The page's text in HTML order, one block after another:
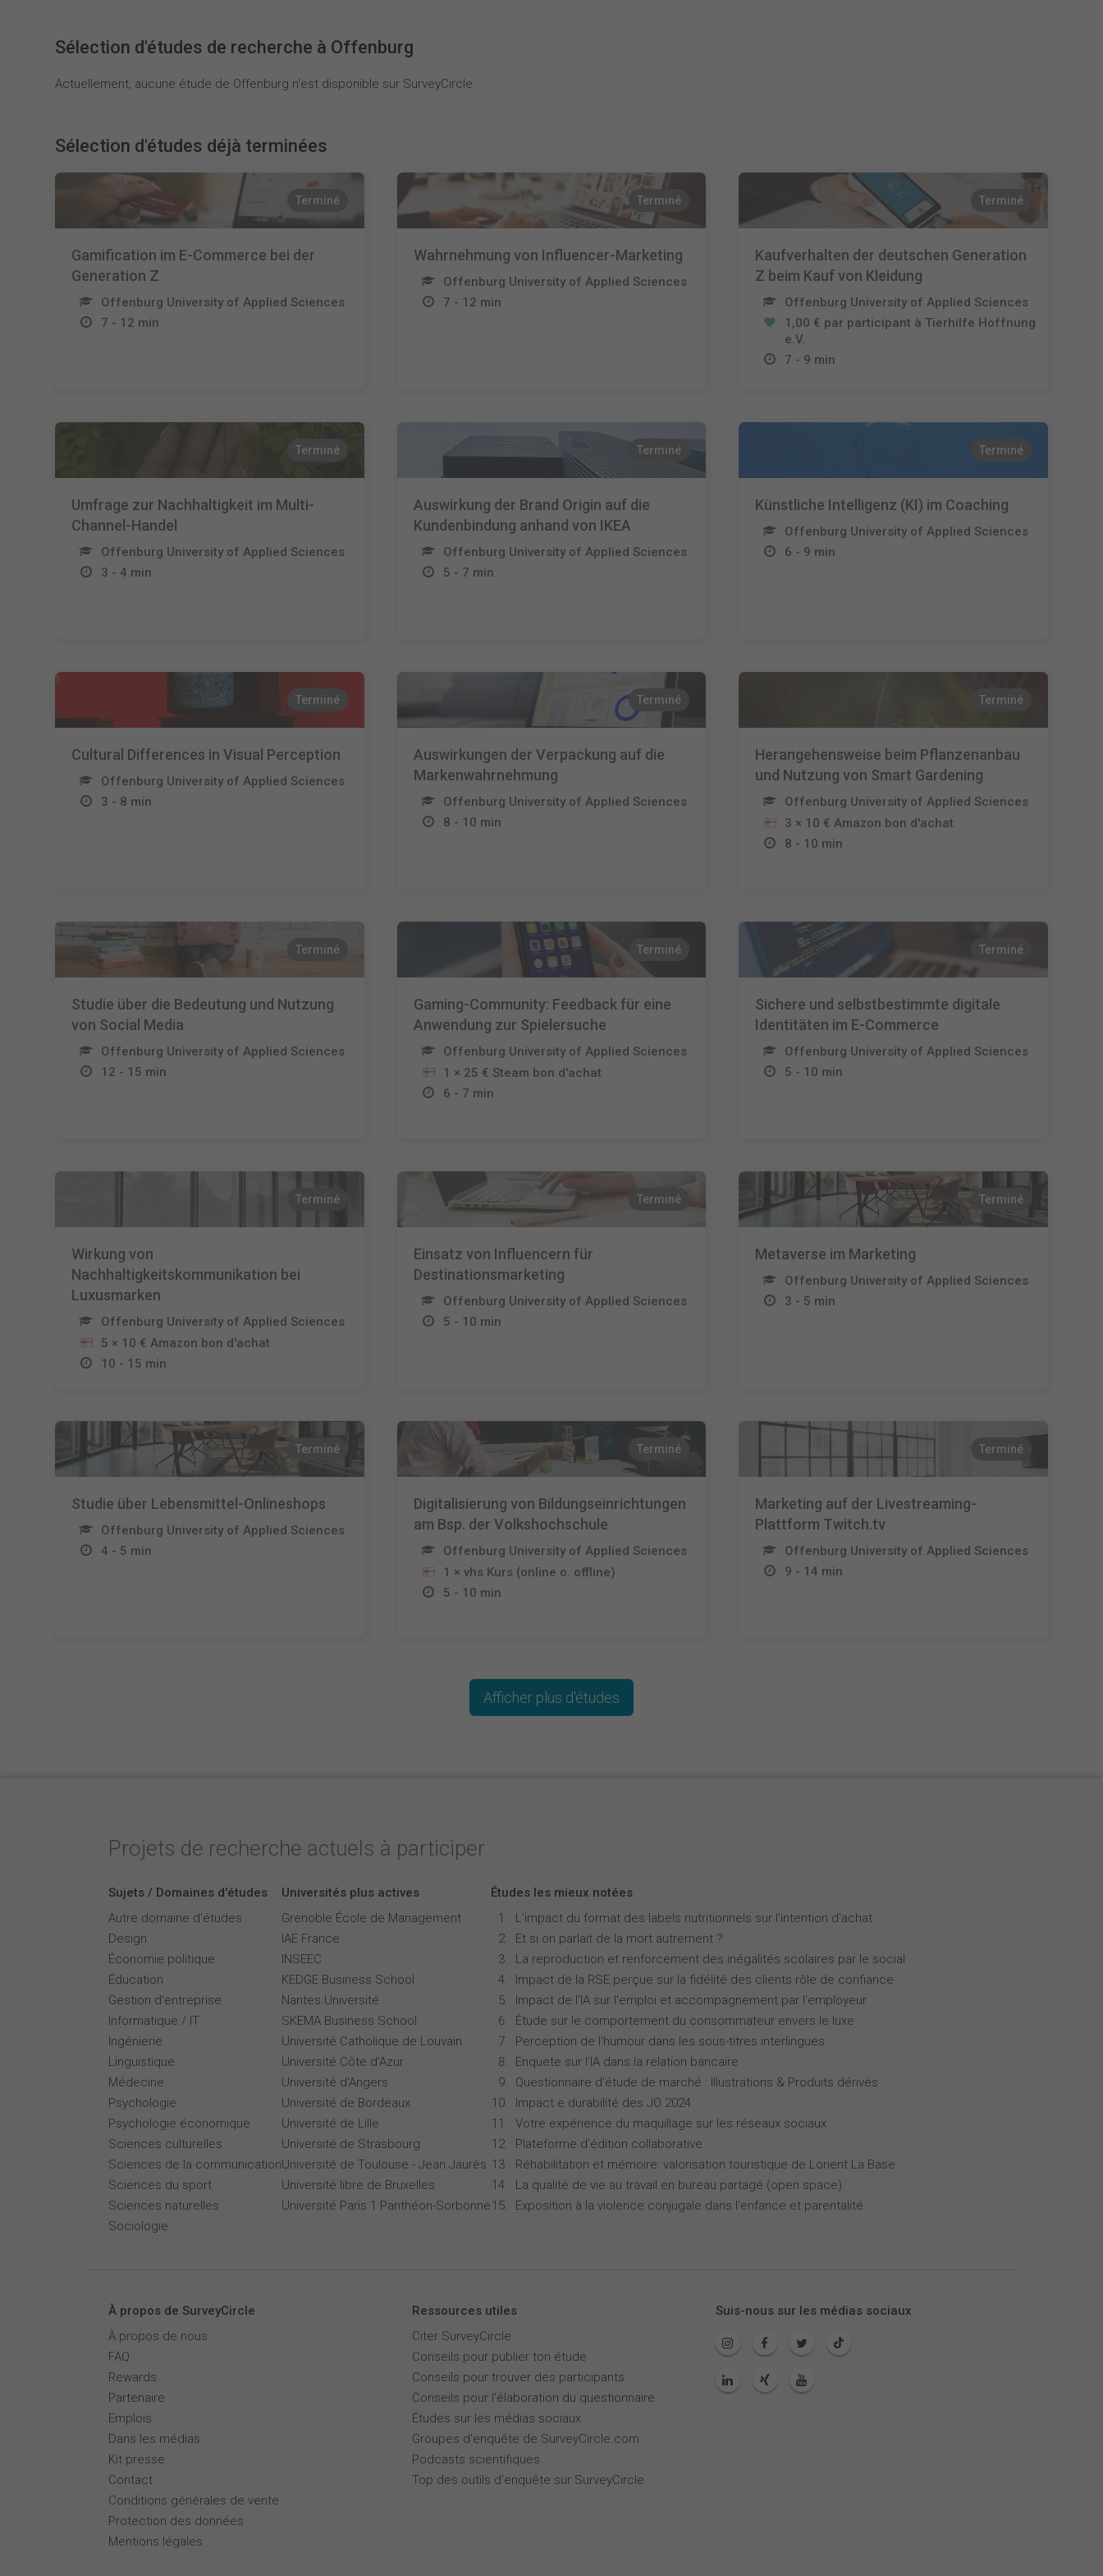
Sélection d'études de recherche à Offenburg
Actuellement, aucune étude de Offenburg n'est disponible sur SurveyCircle.
Sélection d'études déjà terminées
Terminé
Gamification im E-Commerce bei der
Generation Z
Offenburg University of Applied Sciences
7 - 12 min
Terminé
Wahrnehmung von Influencer-Marketing
Offenburg University of Applied Sciences
7 - 12 min
Terminé
Kaufverhalten der deutschen Generation
Z beim Kauf von Kleidung
Offenburg University of Applied Sciences
1,00 € par participant à Tierhilfe Hoffnung
e.V.
7 - 9 min
Terminé
Umfrage zur Nachhaltigkeit im Multi-
Channel-Handel
Offenburg University of Applied Sciences
3 - 4 min
Terminé
Auswirkung der Brand Origin auf die
Kundenbindung anhand von IKEA
Offenburg University of Applied Sciences
5 - 7 min
Terminé
Künstliche Intelligenz (KI) im Coaching
Offenburg University of Applied Sciences
6 - 9 min
Terminé
Cultural Differences in Visual Perception
Offenburg University of Applied Sciences
3 - 8 min
Terminé
Auswirkungen der Verpackung auf die
Markenwahrnehmung
Offenburg University of Applied Sciences
8 - 10 min
Terminé
Herangehensweise beim Pflanzenanbau
und Nutzung von Smart Gardening
Offenburg University of Applied Sciences
3 × 10 € Amazon bon d'achat
8 - 10 min
Terminé
Studie über die Bedeutung und Nutzung
von Social Media
Offenburg University of Applied Sciences
12 - 15 min
Terminé
Gaming-Community: Feedback für eine
Anwendung zur Spielersuche
Offenburg University of Applied Sciences
1 × 25 € Steam bon d'achat
6 - 7 min
Terminé
Sichere und selbstbestimmte digitale
Identitäten im E-Commerce
Offenburg University of Applied Sciences
5 - 10 min
Terminé
Wirkung von
Nachhaltigkeitskommunikation bei
Luxusmarken
Offenburg University of Applied Sciences
5 × 10 € Amazon bon d'achat
10 - 15 min
Terminé
Einsatz von Influencern für
Destinationsmarketing
Offenburg University of Applied Sciences
5 - 10 min
Terminé
Metaverse im Marketing
Offenburg University of Applied Sciences
3 - 5 min
Terminé
Studie über Lebensmittel-Onlineshops
Offenburg University of Applied Sciences
4 - 5 min
Terminé
Digitalisierung von Bildungseinrichtungen
am Bsp. der Volkshochschule
Offenburg University of Applied Sciences
1 × vhs Kurs (online o. offline)
5 - 10 min
Terminé
Marketing auf der Livestreaming-
Plattform Twitch.tv
Offenburg University of Applied Sciences
9 - 14 min
Afficher plus d'études
Projets de recherche actuels à participer
Sujets / Domaines d'études
Autre domaine d'études
Design
Économie politique
Éducation
Gestion d'entreprise
Informatique / IT
Ingénierie
Linguistique
Médecine
Psychologie
Psychologie économique
Sciences culturelles
Sciences de la communication
Sciences du sport
Sciences naturelles
Sociologie
Universités plus actives
Grenoble École de Management
IAE France
INSEEC
KEDGE Business School
Nantes Université
SKEMA Business School
Université Catholique de Louvain
Université Côte d'Azur
Université d'Angers
Université de Bordeaux
Université de Lille
Université de Strasbourg
Université de Toulouse - Jean Jaurès
Université libre de Bruxelles
Université Paris 1 Panthéon-Sorbonne
Études les mieux notées
L'impact du format des labels nutritionnels sur l'intention d'achat
Et si on parlait de la mort autrement ?
La reproduction et renforcement des inégalités scolaires par le social
Impact de la RSE perçue sur la fidélité des clients rôle de confiance
Impact de l'IA sur l'emploi et accompagnement par l'employeur
Étude sur le comportement du consommateur envers le luxe
Perception de l'humour dans les sous-titres interlingues
Enquete sur l'IA dans la relation bancaire
Questionnaire d'étude de marché : Illustrations & Produits dérivés
Impact e durabilité des JO 2024
Votre expérience du maquillage sur les réseaux sociaux
Plateforme d'édition collaborative
Réhabilitation et mémoire: valorisation touristique de Lorient La Base
La qualité de vie au travail en bureau partagé (open space)
Exposition à la violence conjugale dans l'enfance et parentalité
À propos de SurveyCircle
À propos de nous
FAQ
Rewards
Partenaire
Emplois
Dans les médias
Kit presse
Contact
Conditions générales de vente
Protection des données
Mentions légales
Ressources utiles
Citer SurveyCircle
Conseils pour publier ton étude
Conseils pour trouver des participants
Conseils pour l'élaboration du questionnaire
Études sur les médias sociaux
Groupes d'enquête de SurveyCircle.com
Podcasts scientifiques
Top des outils d'enquête sur SurveyCircle
Suis-nous sur les médias sociaux